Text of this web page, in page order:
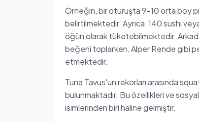
Örneğin, bir oturuşta 9-10 orta boy
belirtilmektedir. Ayrıca, 140 sushi
öğün olarak tüketebilmektedir.
beğeni toplarken, Alper Rende gibi
etmektedir.
Tuna Tavus'un rekorları arasında
bulunmaktadır. Bu özellikleri ve
isimlerinden biri haline gelmiştir.